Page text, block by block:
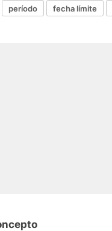
período fecha límite